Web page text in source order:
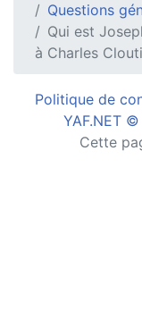
Questions
Qui est
à Charles
Politique de
YAF.NET
Cette